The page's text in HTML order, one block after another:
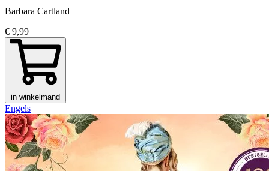
Barbara Cartland
€ 9,99
in winkelmand
Engels